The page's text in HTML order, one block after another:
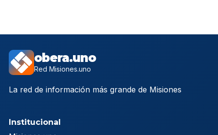
obera.uno
Red Misiones.uno
La red de información más grande de Misiones
Institucional